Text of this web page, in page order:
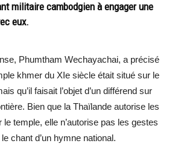
militaire cambodgien à engager une
eux.
Phumtham Wechayachai, a précisé
khmer du XIe siècle était situé sur le
qu’il faisait l’objet d’un différend sur
Bien que la Thaïlande autorise les
temple, elle n’autorise pas les gestes
chant d’un hymne national.